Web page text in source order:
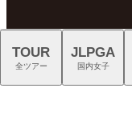
TOUR
全ツアー
JLPGA
国内女子